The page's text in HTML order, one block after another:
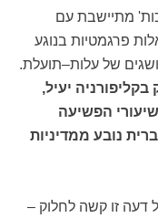
מתיישבת עם
פרגמטיות בנוגע
של עלות–תועלת.
יעיל,
הפשיעה
נובע ממדיניות
זו קשה לחלוק –